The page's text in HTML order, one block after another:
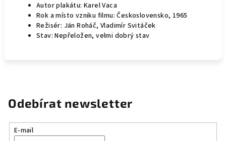
Autor plakátu: Karel Vaca
Rok a místo vzniku filmu: Československo, 1965
Režisér: Ján Roháč, Vladimír Svitáček
Stav: Nepřeložen, velmi dobrý stav
Odebírat newsletter
E-mail